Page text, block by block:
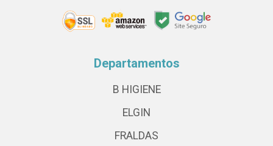
Departamentos
B HIGIENE
ELGIN
FRALDAS